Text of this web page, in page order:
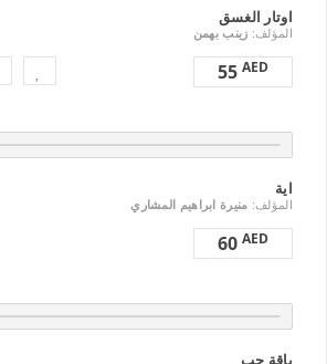
اوتار الغسق
المؤلف: زينب بهمن
55 AED
اية
المؤلف: منيرة ابراهيم المشاري
60 AED
باقة حب